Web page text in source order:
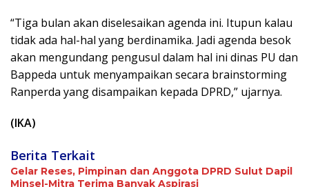
“Tiga bulan akan diselesaikan agenda ini. Itupun kalau
tidak ada hal-hal yang berdinamika. Jadi agenda besok
akan mengundang pengusul dalam hal ini dinas PU dan
Bappeda untuk menyampaikan secara brainstorming
Ranperda yang disampaikan kepada DPRD,” ujarnya.
(IKA)
Berita Terkait
Gelar Reses, Pimpinan dan Anggota DPRD Sulut Dapil
Minsel-Mitra Terima Banyak Aspirasi